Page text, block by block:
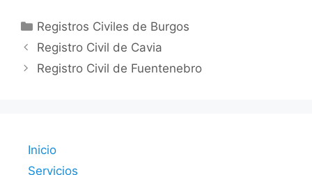
Categorías
Registros Civiles de Burgos
Registro Civil de Cavia
Registro Civil de Fuentenebro
Inicio
Servicios